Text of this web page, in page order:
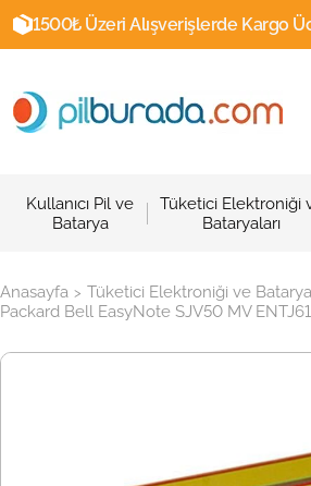
1500₺ Üzeri Alışverişlerde Kargo
Kullanıcı Pil ve
Batarya
Tüketici Elektroniği
Bataryaları
Anasayfa > Tüketici Elektroniği ve
Packard Bell EasyNote SJV50 MV